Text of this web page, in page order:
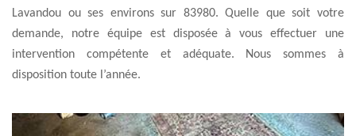
Lavandou ou ses environs sur 83980. Quelle que soit votre
demande, notre équipe est disposée à vous effectuer une
intervention compétente et adéquate. Nous sommes à
disposition toute l’année.